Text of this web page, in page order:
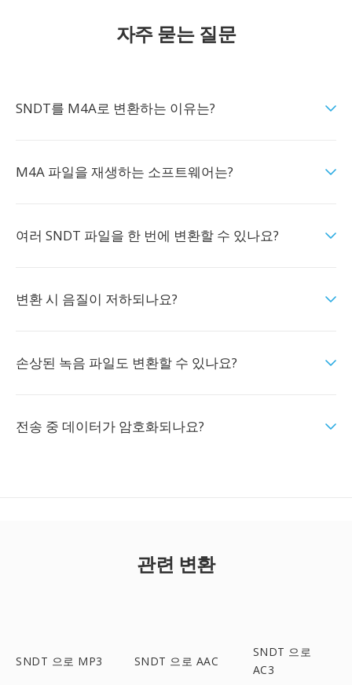
자주 묻는 질문
SNDT를 M4A로 변환하는 이유는?
M4A 파일을 재생하는 소프트웨어는?
여러 SNDT 파일을 한 번에 변환할 수 있나요?
변환 시 음질이 저하되나요?
손상된 녹음 파일도 변환할 수 있나요?
전송 중 데이터가 암호화되나요?
관련 변환
SNDT 으로 MP3 SNDT 으로 AAC
SNDT 으로
AC3